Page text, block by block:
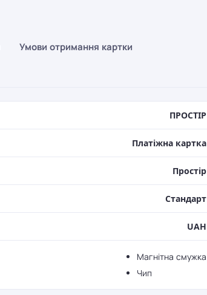
Умови отримання картки
ПРОСТIР
Платіжна картка
Простір
Стандарт
UAH
Магнітна смужка
Чип